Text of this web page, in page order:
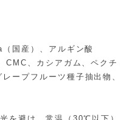
国産）、アルギン酸
CMC、カシアガム、ペクチ
ープフルーツ種子抽出物、